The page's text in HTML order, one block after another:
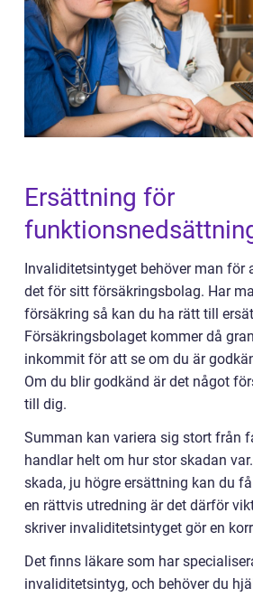
Ersättning för
Invaliditetsintyget behöver man för
det för sitt försäkringsbolag. Har
försäkring så kan du ha rätt till
Försäkringsbolaget kommer då
inkommit för att se om du är
Om du blir godkänd är det något
till dig.
Summan kan variera sig stort från
handlar helt om hur stor skadan
skada, ju högre ersättning kan du
en rättvis utredning är det därför
skriver invaliditetsintyget gör en
Det finns läkare som har
invaliditetsintyg, och behöver du